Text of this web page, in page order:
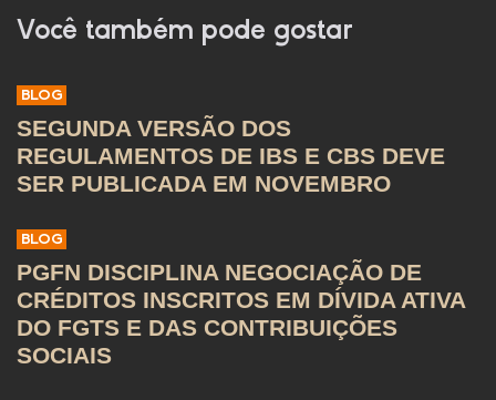
Você também pode gostar
BLOG
SEGUNDA VERSÃO DOS
REGULAMENTOS DE IBS E CBS DEVE
SER PUBLICADA EM NOVEMBRO
BLOG
PGFN DISCIPLINA NEGOCIAÇÃO DE
CRÉDITOS INSCRITOS EM DÍVIDA ATIVA
DO FGTS E DAS CONTRIBUIÇÕES
SOCIAIS